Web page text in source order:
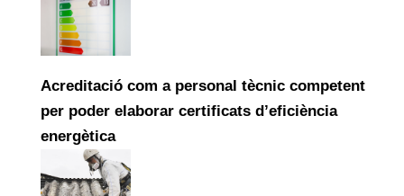
Acreditació com a personal tècnic competent
per poder elaborar certificats d’eficiència
energètica